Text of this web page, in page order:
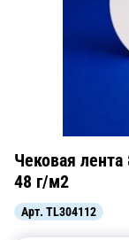
Чековая
48 г/м2
Арт. TL304112